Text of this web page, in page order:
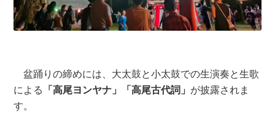
盆踊りの締めには、大太鼓と小太鼓での生演奏と生歌
による
「高尾ヨンヤナ」「高尾古代詞」 が披露されま
す。